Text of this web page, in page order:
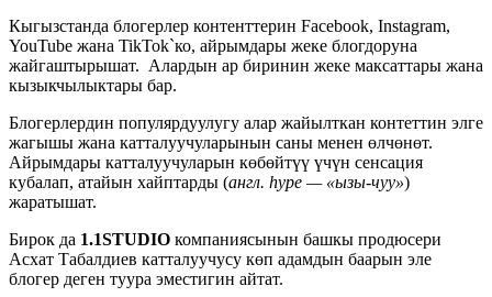
Кыгызстанда блогерлер контенттерин Facebook, Instagram,
YouTube жана TikTok`ко, айрымдары жеке блогдоруна
жайгаштырышат. Алардын ар биринин жеке максаттары жана
кызыкчылыктары бар.
Блогерлердин популярдуулугу алар жайылткан контеттин элге
жагышы жана катталуучуларынын саны менен өлчөнөт.
Айрымдары катталуучуларын көбөйтүү үчүн сенсация
кубалап, атайын хайптарды (англ. hype — «ызы-чуу»)
жаратышат.
Бирок да 1.1STUDIO компаниясынын башкы продюсери
Асхат Табалдиев катталуучусу көп адамдын баарын эле
блогер деген туура эместигин айтат.